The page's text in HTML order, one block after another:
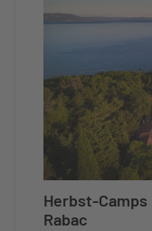
Herbst-
Rabac